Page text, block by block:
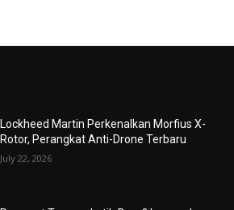
Lockheed Martin Perkenalkan Morfius X-
Rotor, Perangkat Anti-Drone Terbaru
July 22, 2026